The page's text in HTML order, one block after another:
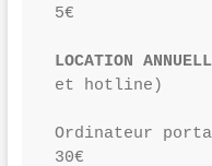
5€
LOCATION
et hotline)
Ordinateur
30€